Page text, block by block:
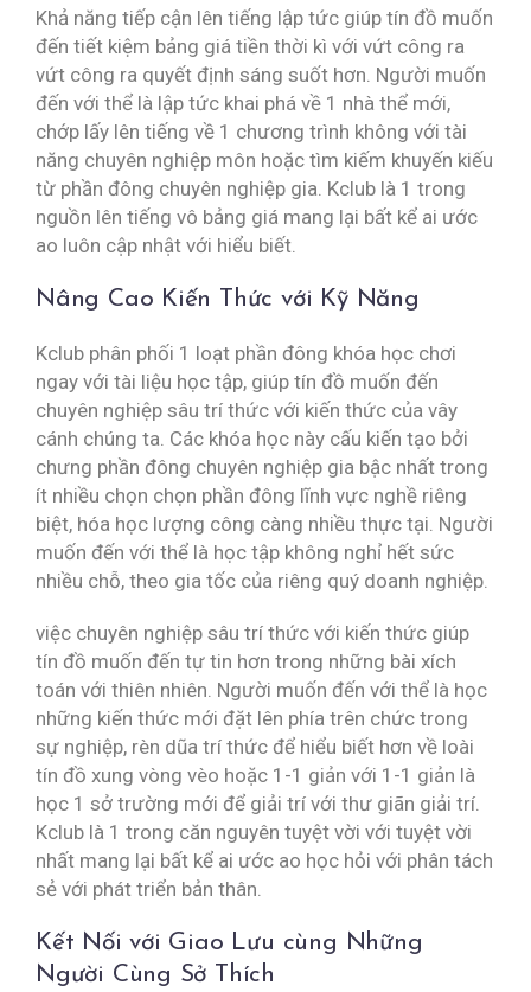
Khả năng tiếp cận lên tiếng lập tức giúp tín đồ muốn
đến tiết kiệm bảng giá tiền thời kì với vứt công ra
vứt công ra quyết định sáng suốt hơn. Người muốn
đến với thể là lập tức khai phá về 1 nhà thể mới,
chớp lấy lên tiếng về 1 chương trình không với tài
năng chuyên nghiệp môn hoặc tìm kiếm khuyến kiếu
từ phần đông chuyên nghiệp gia. Kclub là 1 trong
nguồn lên tiếng vô bảng giá mang lại bất kể ai ước
ao luôn cập nhật với hiểu biết.
Nâng Cao Kiến Thức với Kỹ Năng
Kclub phân phối 1 loạt phần đông khóa học chơi
ngay với tài liệu học tập, giúp tín đồ muốn đến
chuyên nghiệp sâu trí thức với kiến thức của vây
cánh chúng ta. Các khóa học này cấu kiến tạo bởi
chưng phần đông chuyên nghiệp gia bậc nhất trong
ít nhiều chọn chọn phần đông lĩnh vực nghề riêng
biệt, hóa học lượng công càng nhiều thực tại. Người
muốn đến với thể là học tập không nghỉ hết sức
nhiều chỗ, theo gia tốc của riêng quý doanh nghiệp.
việc chuyên nghiệp sâu trí thức với kiến thức giúp
tín đồ muốn đến tự tin hơn trong những bài xích
toán với thiên nhiên. Người muốn đến với thể là học
những kiến thức mới đặt lên phía trên chức trong
sự nghiệp, rèn dũa trí thức để hiểu biết hơn về loài
tín đồ xung vòng vèo hoặc 1-1 giản với 1-1 giản là
học 1 sở trường mới để giải trí với thư giãn giải trí.
Kclub là 1 trong căn nguyên tuyệt vời với tuyệt vời
nhất mang lại bất kể ai ước ao học hỏi với phân tách
sẻ với phát triển bản thân.
Kết Nối với Giao Lưu cùng Những
Người Cùng Sở Thích